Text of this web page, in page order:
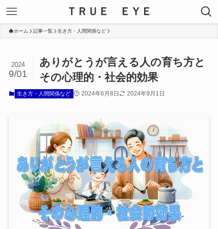
ＴＲＵＥ ＥＹＥ
ホーム 記事一覧 生き方・人間関係など
ありがとうが言える人の育ち方と
その心理的・社会的効果
2024
9/01
生き方・人間関係など 2024年6月8日 2024年9月1日